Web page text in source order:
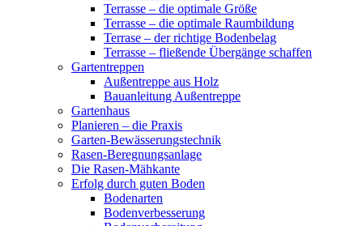
Terrasse – die optimale Größe
Terrasse – die optimale Raumbildung
Terrase – der richtige Bodenbelag
Terrasse – fließende Übergänge schaffen
Gartentreppen
Außentreppe aus Holz
Bauanleitung Außentreppe
Gartenhaus
Planieren – die Praxis
Garten-Bewässerungstechnik
Rasen-Beregnungsanlage
Die Rasen-Mähkante
Erfolg durch guten Boden
Bodenarten
Bodenverbesserung